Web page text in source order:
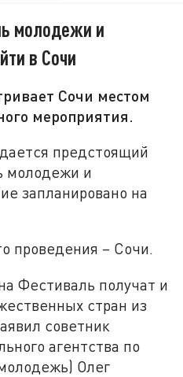
молодежи и
в Сочи
Сочи местом
мероприятия.
предстоящий
молодежи и
запланировано на
проведения – Сочи.
Фестиваль получат и
стран из
советник
агентства по
Олег